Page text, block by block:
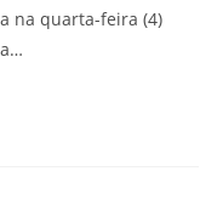
na quarta-feira (4)